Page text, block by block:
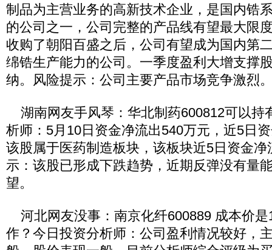
制品为主营业务的高新技术企业，是国内锆
的公司之一，公司完整的产品线有望最大限
收购了朝阳百盛之后，公司有望成为国内第
绵锆生产能力的公司。一季度盈利大增支撑
纳。风险提示：公司主要产品市场竞争激烈
湖南网友手风琴：华北制药600812可以持
析师：5月10日资金净流出540万元，近5日
该股属于医药制造板块，该板块近5日资金净
示：该股已形成下跌趋势，近期反弹没有量
望。
河北网友没事：南京化纤600889 成本价是
作？今日投资分析师：公司盈利情况较好，